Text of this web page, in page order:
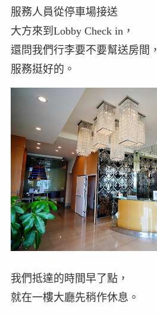
服務人員從停車場接送
大方來到Lobby Check in，
還問我們行李要不要幫送房間，
服務挺好的。
我們抵達的時間早了點，
就在一樓大廳先稍作休息。